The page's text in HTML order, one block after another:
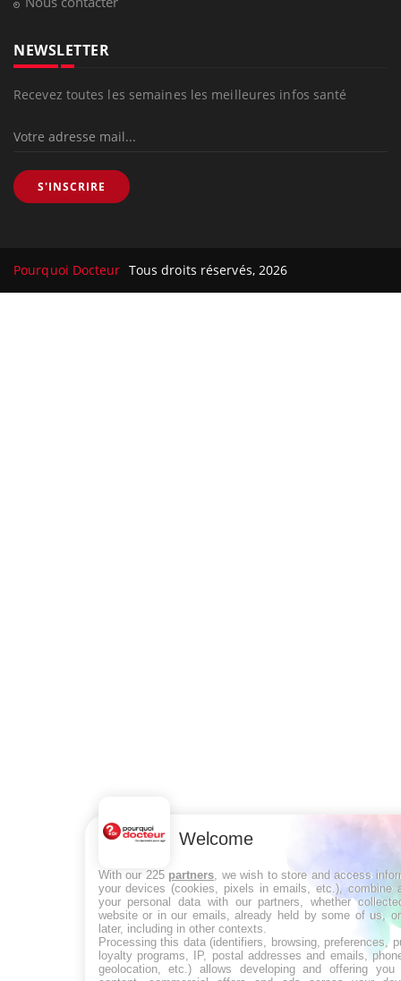
NEWSLETTER
Recevez toutes les semaines les meilleures infos santé
S'INSCRIRE
Pourquoi Docteur Tous droits réservés, 2026
Welcome
With our 225 partners , we wish to store and access
your devices (cookies, pixels in emails, etc.), combine
your personal data with our partners, whether
website or in our emails, already held by some of us,
later, including in other contexts.
Processing this data (identifiers, browsing, preferences,
loyalty programs, IP, postal addresses and emails,
geolocation, etc.) allows developing and offering you